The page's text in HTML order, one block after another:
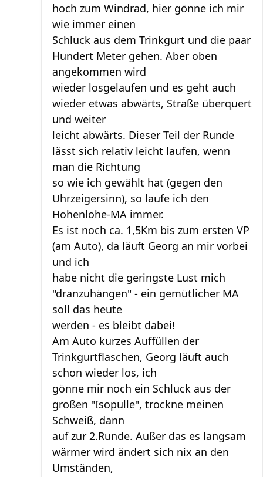
hoch zum Windrad, hier gönne ich mir
wie immer einen
Schluck aus dem Trinkgurt und die paar
Hundert Meter gehen. Aber oben
angekommen wird
wieder losgelaufen und es geht auch
wieder etwas abwärts, Straße überquert
und weiter
leicht abwärts. Dieser Teil der Runde
lässt sich relativ leicht laufen, wenn
man die Richtung
so wie ich gewählt hat (gegen den
Uhrzeigersinn), so laufe ich den
Hohenlohe-MA immer.
Es ist noch ca. 1,5Km bis zum ersten VP
(am Auto), da läuft Georg an mir vorbei
und ich
habe nicht die geringste Lust mich
"dranzuhängen" - ein gemütlicher MA
soll das heute
werden - es bleibt dabei!
Am Auto kurzes Auffüllen der
Trinkgurtflaschen, Georg läuft auch
schon wieder los, ich
gönne mir noch ein Schluck aus der
großen "Isopulle", trockne meinen
Schweiß, dann
auf zur 2.Runde. Außer das es langsam
wärmer wird ändert sich nix an den
Umständen,